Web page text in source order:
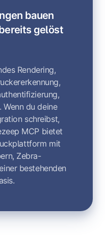
bauen
gelöst
Rendering,
du deine
schreibst,
MCP bietet
mit
Zebra-
bestehenden